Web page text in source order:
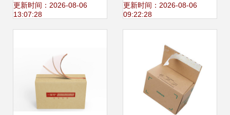
进，精益制造保安
更新时间：2026-08-06
13:07:28
绿色快递包装新体
更新时间：2026-08-06
09:22:28